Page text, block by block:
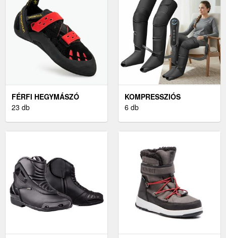
FÉRFI HEGYMÁSZÓ
CIPŐK
23 db
KOMPRESSZIÓS
CSIZMÁK
6 db